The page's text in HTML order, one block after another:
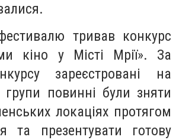
тривав конкурс
кіно у Місті Мрії». За
зареєстровані на
групи повинні були зняти
локаціях протягом
та презентувати готову